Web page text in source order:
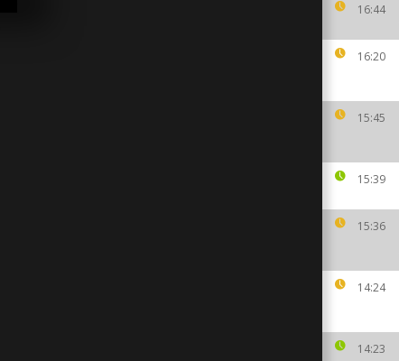
16:44
16:20
15:45
15:39
15:36
14:24
14:23